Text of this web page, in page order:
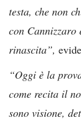
testa, che non
con
rinascita”,
“Oggi è la
come recita il
sono visione,